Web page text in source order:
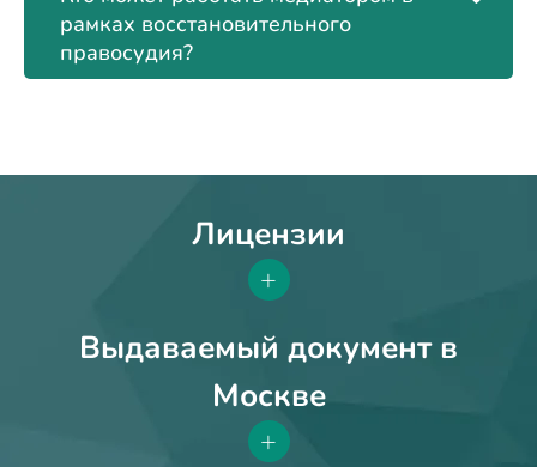
рамках восстановительного
правосудия?
Лицензии
+
Выдаваемый документ в
Москве
+